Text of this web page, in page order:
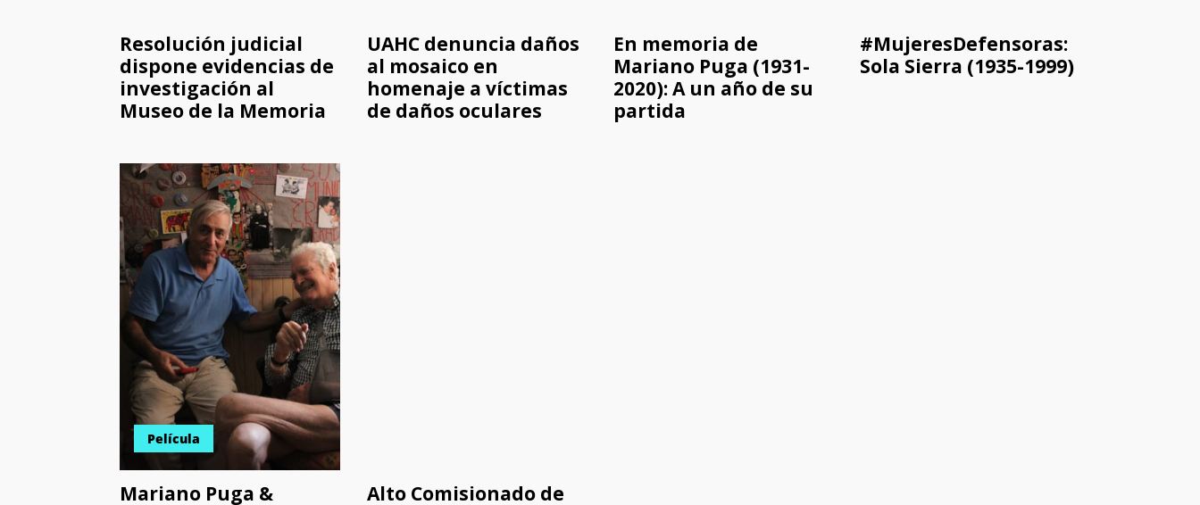
Resolución judicial
dispone evidencias de
investigación al
Museo de la Memoria
UAHC denuncia daños
al mosaico en
homenaje a víctimas
de daños oculares
En memoria de
Mariano Puga (1931-
2020): A un año de su
partida
#MujeresDefensoras:
Sola Sierra (1935-1999)
Película
Mariano Puga &
Alto Comisionado de